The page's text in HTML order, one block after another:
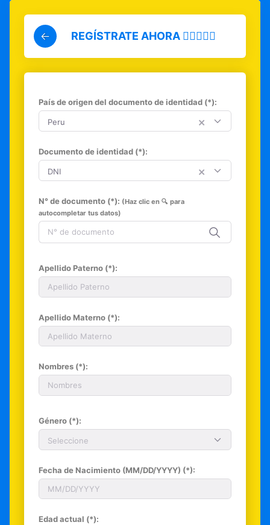
REGÍSTRATE AHORA 👇🏻👀👇🏻
País de origen del documento de identidad (*):
×
Peru
Documento de identidad (*):
×
DNI
N° de documento (*): (Haz clic en 🔍 para
autocompletar tus datos)
Apellido Paterno (*):
Apellido Materno (*):
Nombres (*):
Género (*):
Seleccione
Fecha de Nacimiento (MM/DD/YYYY) (*):
Edad actual (*):